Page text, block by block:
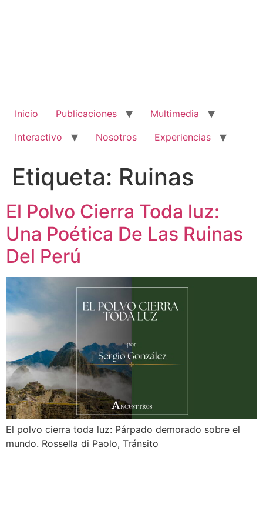
Inicio Publicaciones
Multimedia
Interactivo
Nosotros Experiencias
Etiqueta: Ruinas
El Polvo Cierra Toda luz:
Una Poética De Las Ruinas
Del Perú
El polvo cierra toda luz: Párpado demorado sobre el
mundo. Rossella di Paolo, Tránsito